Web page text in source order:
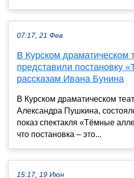
07:17, 21 Фев
В Курском драматическом
представили постановку
рассказам Ивана Бунина
В Курском драматическом
Александра Пушкина,
показ спектакля «Тёмные
что постановка – это...
15:17, 19 Июн